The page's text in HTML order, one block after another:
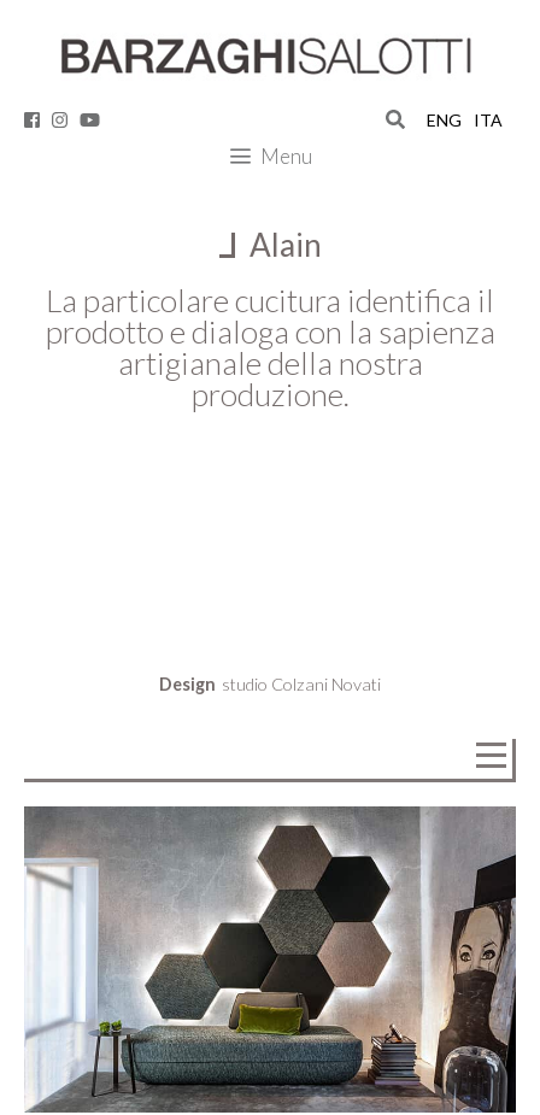
contenuto
ITA
ENG
Menu
Alain
La particolare cucitura identifica il
prodotto e dialoga con la sapienza
artigianale della nostra
produzione.
Design studio Colzani Novati